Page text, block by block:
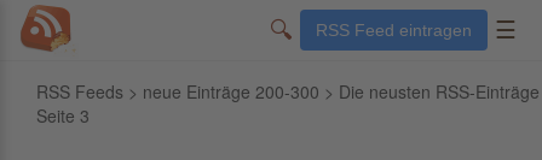
🔍 RSS Feed eintragen ☰
RSS Feeds > neue Einträge 200-300 > Die neusten RSS-Einträge
Seite 3